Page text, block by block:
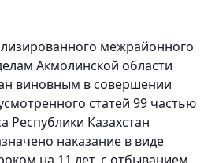
межрайонного
Акмолинской области
виновным в совершении
статей 99 частью
Республики Казахстан
наказание в виде